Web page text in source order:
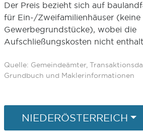
Der Preis bezieht sich auf
für Ein-/Zweifamilienhäuser
Gewerbegrundstücke), wobei die
Aufschließungskosten nicht
Quelle: Gemeindeämter,
Grundbuch und Maklerinformationen
NIEDERÖSTERREICH